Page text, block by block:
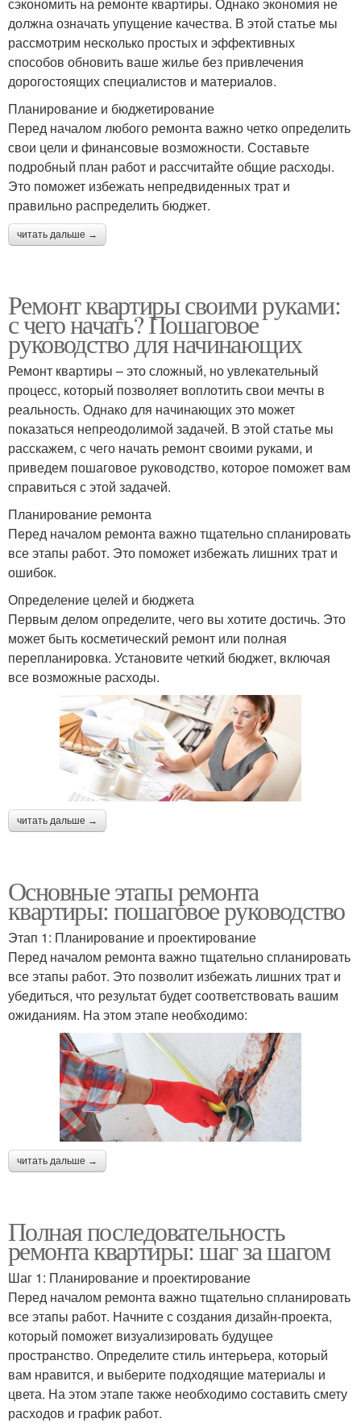
сэкономить на ремонте квартиры. Однако экономия не
должна означать упущение качества. В этой статье мы
рассмотрим несколько простых и эффективных
способов обновить ваше жилье без привлечения
дорогостоящих специалистов и материалов.
Планирование и бюджетирование
Перед началом любого ремонта важно четко определить
свои цели и финансовые возможности. Составьте
подробный план работ и рассчитайте общие расходы.
Это поможет избежать непредвиденных трат и
правильно распределить бюджет.
читать дальше →
Ремонт квартиры своими руками:
с чего начать? Пошаговое
руководство для начинающих
Ремонт квартиры – это сложный, но увлекательный
процесс, который позволяет воплотить свои мечты в
реальность. Однако для начинающих это может
показаться непреодолимой задачей. В этой статье мы
расскажем, с чего начать ремонт своими руками, и
приведем пошаговое руководство, которое поможет вам
справиться с этой задачей.
Планирование ремонта
Перед началом ремонта важно тщательно спланировать
все этапы работ. Это поможет избежать лишних трат и
ошибок.
Определение целей и бюджета
Первым делом определите, чего вы хотите достичь. Это
может быть косметический ремонт или полная
перепланировка. Установите четкий бюджет, включая
все возможные расходы.
читать дальше →
Основные этапы ремонта
квартиры: пошаговое руководство
Этап 1: Планирование и проектирование
Перед началом ремонта важно тщательно спланировать
все этапы работ. Это позволит избежать лишних трат и
убедиться, что результат будет соответствовать вашим
ожиданиям. На этом этапе необходимо:
читать дальше →
Полная последовательность
ремонта квартиры: шаг за шагом
Шаг 1: Планирование и проектирование
Перед началом ремонта важно тщательно спланировать
все этапы работ. Начните с создания дизайн-проекта,
который поможет визуализировать будущее
пространство. Определите стиль интерьера, который
вам нравится, и выберите подходящие материалы и
цвета. На этом этапе также необходимо составить смету
расходов и график работ.